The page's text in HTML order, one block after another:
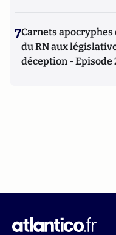
7Carnets apocryphes
du RN aux
déception - Episode